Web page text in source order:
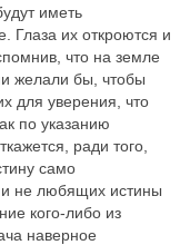
иметь
Глаза их откроются и
что на земле
желали бы, чтобы
для уверения, что
по указанию
ради того,
само
не любящих истины
кого-либо из
наверное